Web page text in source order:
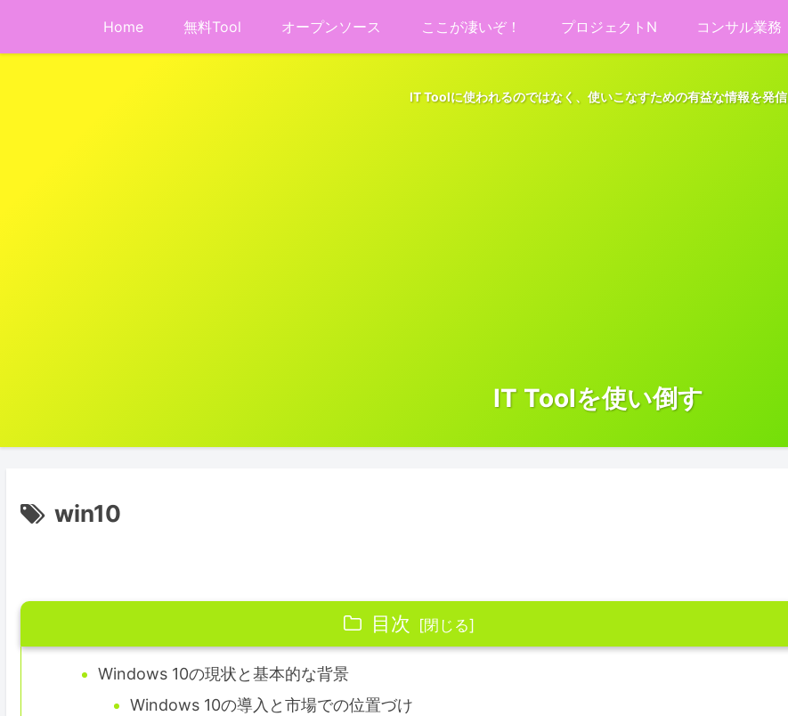
IT Toolに使われるのではなく、使いこなすための有益な情報を発信
IT Toolを使い倒す
Home 無料Tool オープンソース ここが凄いぞ！ プロジェクトN コンサル業務
win10
目次
Windows 10の現状と基本的な背景
Windows 10の導入と市場での位置づけ